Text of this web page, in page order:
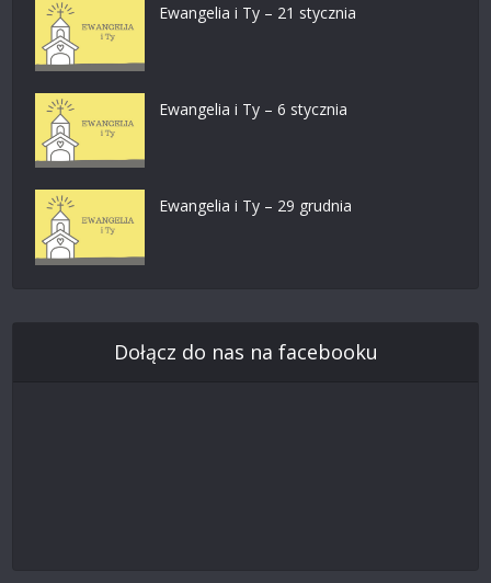
Ewangelia i Ty – 21 stycznia
Ewangelia i Ty – 6 stycznia
Ewangelia i Ty – 29 grudnia
Dołącz do nas na facebooku